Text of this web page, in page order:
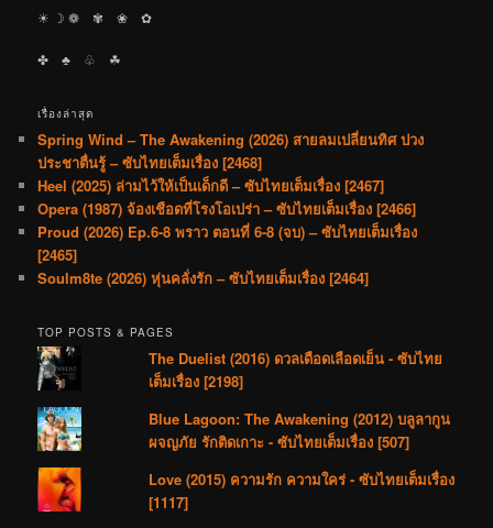
☀︎ ☽ ❁ ✾ ❀ ✿
✤ ♣︎ ♧ ☘︎
เรื่องล่าสุด
Spring Wind – The Awakening (2026) สายลมเปลี่ยนทิศ ปวง
ประชาตื่นรู้ – ซับไทยเต็มเรื่อง [2468]
Heel (2025) ล่ามไว้ให้เป็นเด็กดี – ซับไทยเต็มเรื่อง [2467]
Opera (1987) จ้องเชือดที่โรงโอเปร่า – ซับไทยเต็มเรื่อง [2466]
Proud (2026) Ep.6-8 พราว ตอนที่ 6-8 (จบ) – ซับไทยเต็มเรื่อง
[2465]
Soulm8te (2026) หุ่นคลั่งรัก – ซับไทยเต็มเรื่อง [2464]
TOP POSTS & PAGES
The Duelist (2016) ดวลเดือดเลือดเย็น - ซับไทย
เต็มเรื่อง [2198]
Blue Lagoon: The Awakening (2012) บลูลากูน
ผจญภัย รักติดเกาะ - ซับไทยเต็มเรื่อง [507]
Love (2015) ความรัก ความใคร่ - ซับไทยเต็มเรื่อง
[1117]